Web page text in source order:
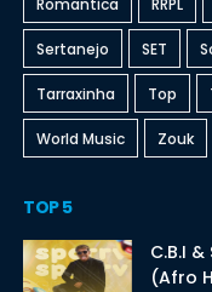
Romantica RRPL
Sertanejo SET
Tarraxinha Top
World Music Zouk
TOP 5
C.B.I
(Afro